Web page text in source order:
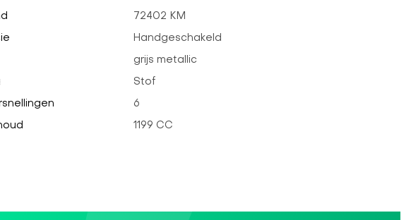
72402 KM
Handgeschakeld
grijs metallic
Stof
6
1199 CC